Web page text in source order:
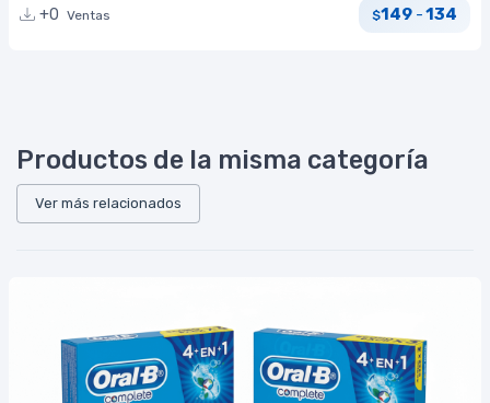
+0 Ventas $149 -134
Productos de la misma categoría
Ver más relacionados